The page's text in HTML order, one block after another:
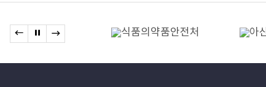
관련기관
이전 배너로 이동
배너 정지다음 배너로 이동